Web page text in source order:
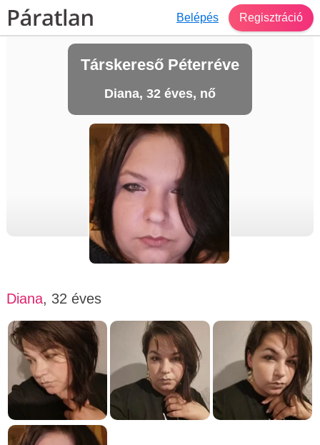
Belépés Regisztráció
Társkereső Péterréve
Diana, 32 éves, nő
Diana, 32 éves